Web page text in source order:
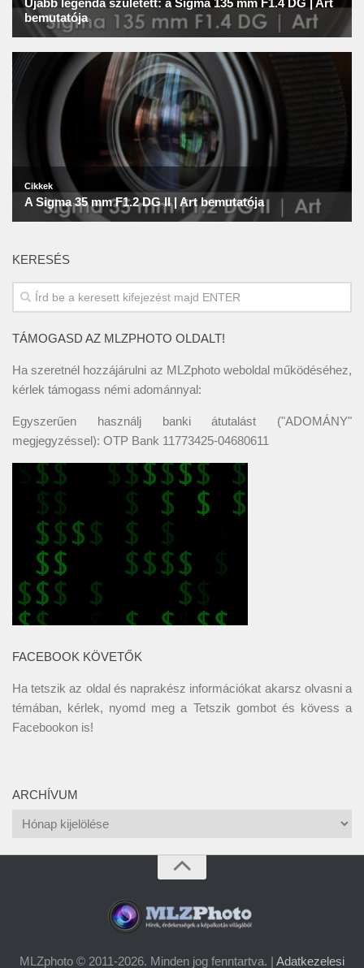
KERESÉS
TÁMOGASD AZ MLZPHOTO OLDALT!
Ha szeretnél hozzájárulni az MLZphoto weboldal működéséhez,
kérlek támogass némi adománnyal:
Egyszerűen használj banki átutalást ("ADOMÁNY"
megjegyzéssel): OTP Bank 11773425-04680611
FACEBOOK KÖVETŐK
Ha tetszik az oldal és naprakész információkat akarsz olvasni a
témában, kérlek, nyomd meg a Tetszik gombot és kövess a
Facebookon is!
ARCHÍVUM
Archívum
MLZphoto © 2011-2026. Minden jog fenntartva. | Adatkezelesi